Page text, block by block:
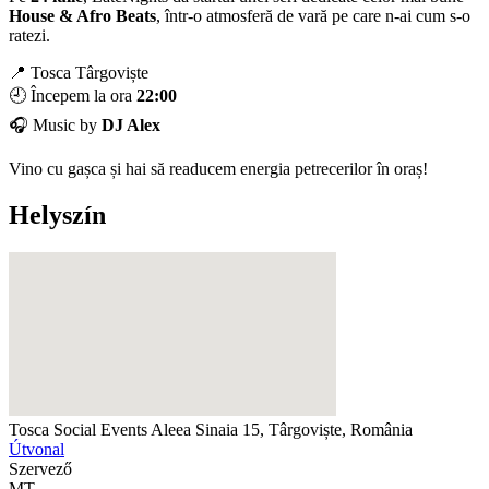
House & Afro Beats, într-o atmosferă de vară pe care n-ai cum s-o
ratezi.
📍 Tosca Târgoviște
🕘 Începem la ora 22:00
🎧 Music by DJ Alex
Vino cu gașca și hai să readucem energia petrecerilor în oraș!
Helyszín
Tosca Social Events Aleea Sinaia 15, Târgoviște, România
Útvonal
Szervező